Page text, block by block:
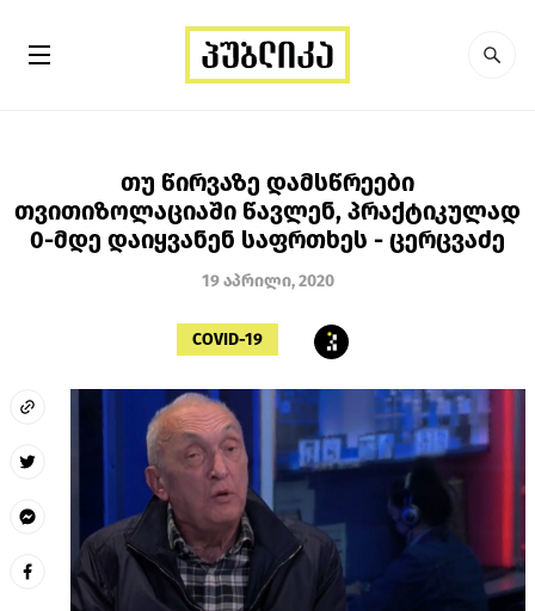
თუ წირვაზე დამსწრეები
თვითიზოლაციაში წავლენ, პრაქტიკულად
0-მდე დაიყვანენ საფრთხეს - ცერცვაძე
19 აპრილი, 2020
COVID-19